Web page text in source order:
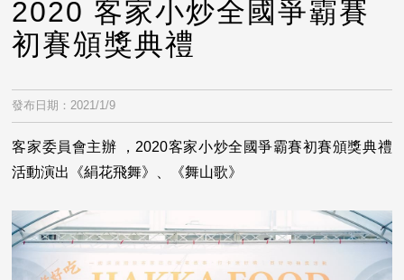
2020 客家小炒全國爭霸賽
初賽頒獎典禮
發布日期：2021/1/9
客家委員會主辦 ，2020客家小炒全國爭霸賽初賽頒獎典禮
活動演出《絹花飛舞》、《舞山歌》